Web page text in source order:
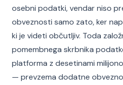
osebni podatki, vendar niso
obveznosti samo zato, ker
ki je videti občutljiv. Toda
pomembnega skrbnika
platforma z desetinami
— prevzema dodatne